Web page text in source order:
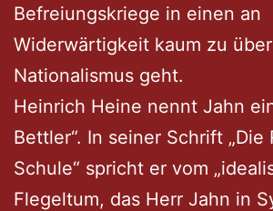
Befreiungskriege in einen an
Widerwärtigkeit kaum zu
Nationalismus geht.
Heinrich Heine nennt Jahn
Bettler“. In seiner Schrift „Die
Schule“ spricht er vom
Flegeltum, das Herr Jahn in